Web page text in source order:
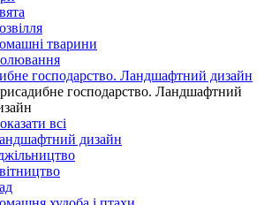
тварини
господарство. Ландшафтний дизайн
господарство. Ландшафтний
всі
дизайн